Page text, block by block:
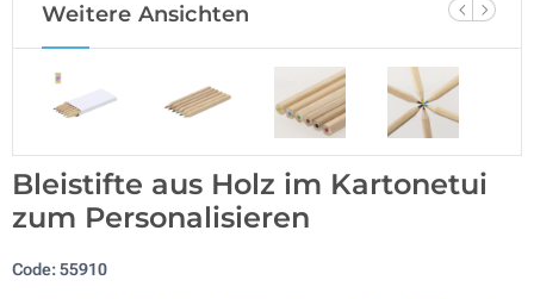
Weitere Ansichten
Bleistifte aus Holz im Kartonetui
zum Personalisieren
Code:55910